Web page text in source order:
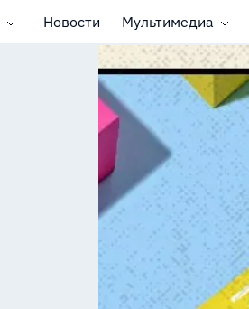
Новости Мультимедиа